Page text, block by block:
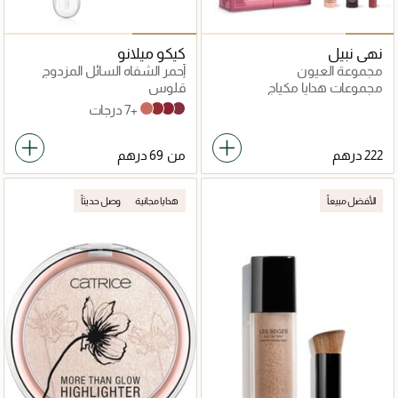
نهى نبيل
مجموعة العيون
مجموعات هدايا مكياج
كيكو ميلانو
أحمر الشفاه السائل المزدوج
أنليميتد دوبل تاتش
قلوس
104 Sangria
108 Satin Currant Red
107 Cherry Red
103 Natural Rose +7 درجات
من
الأفضل مبيعاً هدايا مجانية وصل حديثاً